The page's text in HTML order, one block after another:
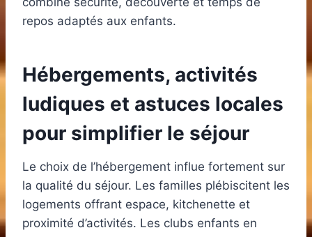
repos adaptés aux enfants.
Hébergements, activités
ludiques et astuces locales
pour simplifier le séjour
Le choix de l’hébergement influe fortement sur
la qualité du séjour. Les familles plébiscitent les
logements offrant espace, kitchenette et
proximité d’activités. Les clubs enfants en